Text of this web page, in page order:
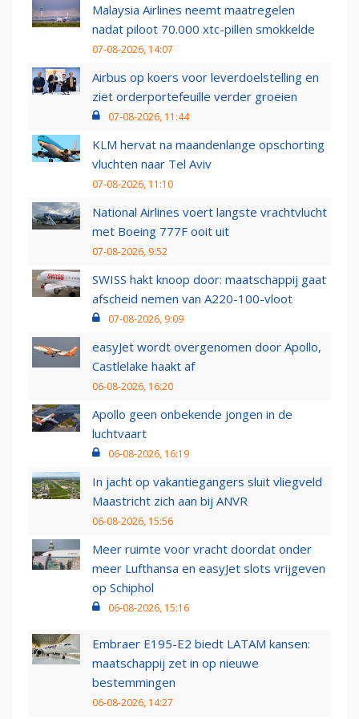
Malaysia Airlines neemt maatregelen
nadat piloot 70.000 xtc-pillen smokkelde
07-08-2026, 14:07
Airbus op koers voor leverdoelstelling en
ziet orderportefeuille verder groeien
07-08-2026, 11:44
KLM hervat na maandenlange opschorting
vluchten naar Tel Aviv
07-08-2026, 11:10
National Airlines voert langste vrachtvlucht
met Boeing 777F ooit uit
07-08-2026, 9:52
SWISS hakt knoop door: maatschappij gaat
afscheid nemen van A220-100-vloot
07-08-2026, 9:09
easyJet wordt overgenomen door Apollo,
Castlelake haakt af
06-08-2026, 16:20
Apollo geen onbekende jongen in de
luchtvaart
06-08-2026, 16:19
In jacht op vakantiegangers sluit vliegveld
Maastricht zich aan bij ANVR
06-08-2026, 15:56
Meer ruimte voor vracht doordat onder
meer Lufthansa en easyJet slots vrijgeven
op Schiphol
06-08-2026, 15:16
Embraer E195-E2 biedt LATAM kansen:
maatschappij zet in op nieuwe
bestemmingen
06-08-2026, 14:27